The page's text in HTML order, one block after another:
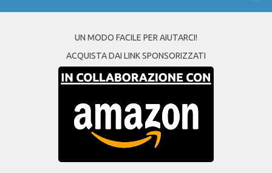
UN MODO FACILE PER AIUTARCI!
ACQUISTA DAI LINK SPONSORIZZATI